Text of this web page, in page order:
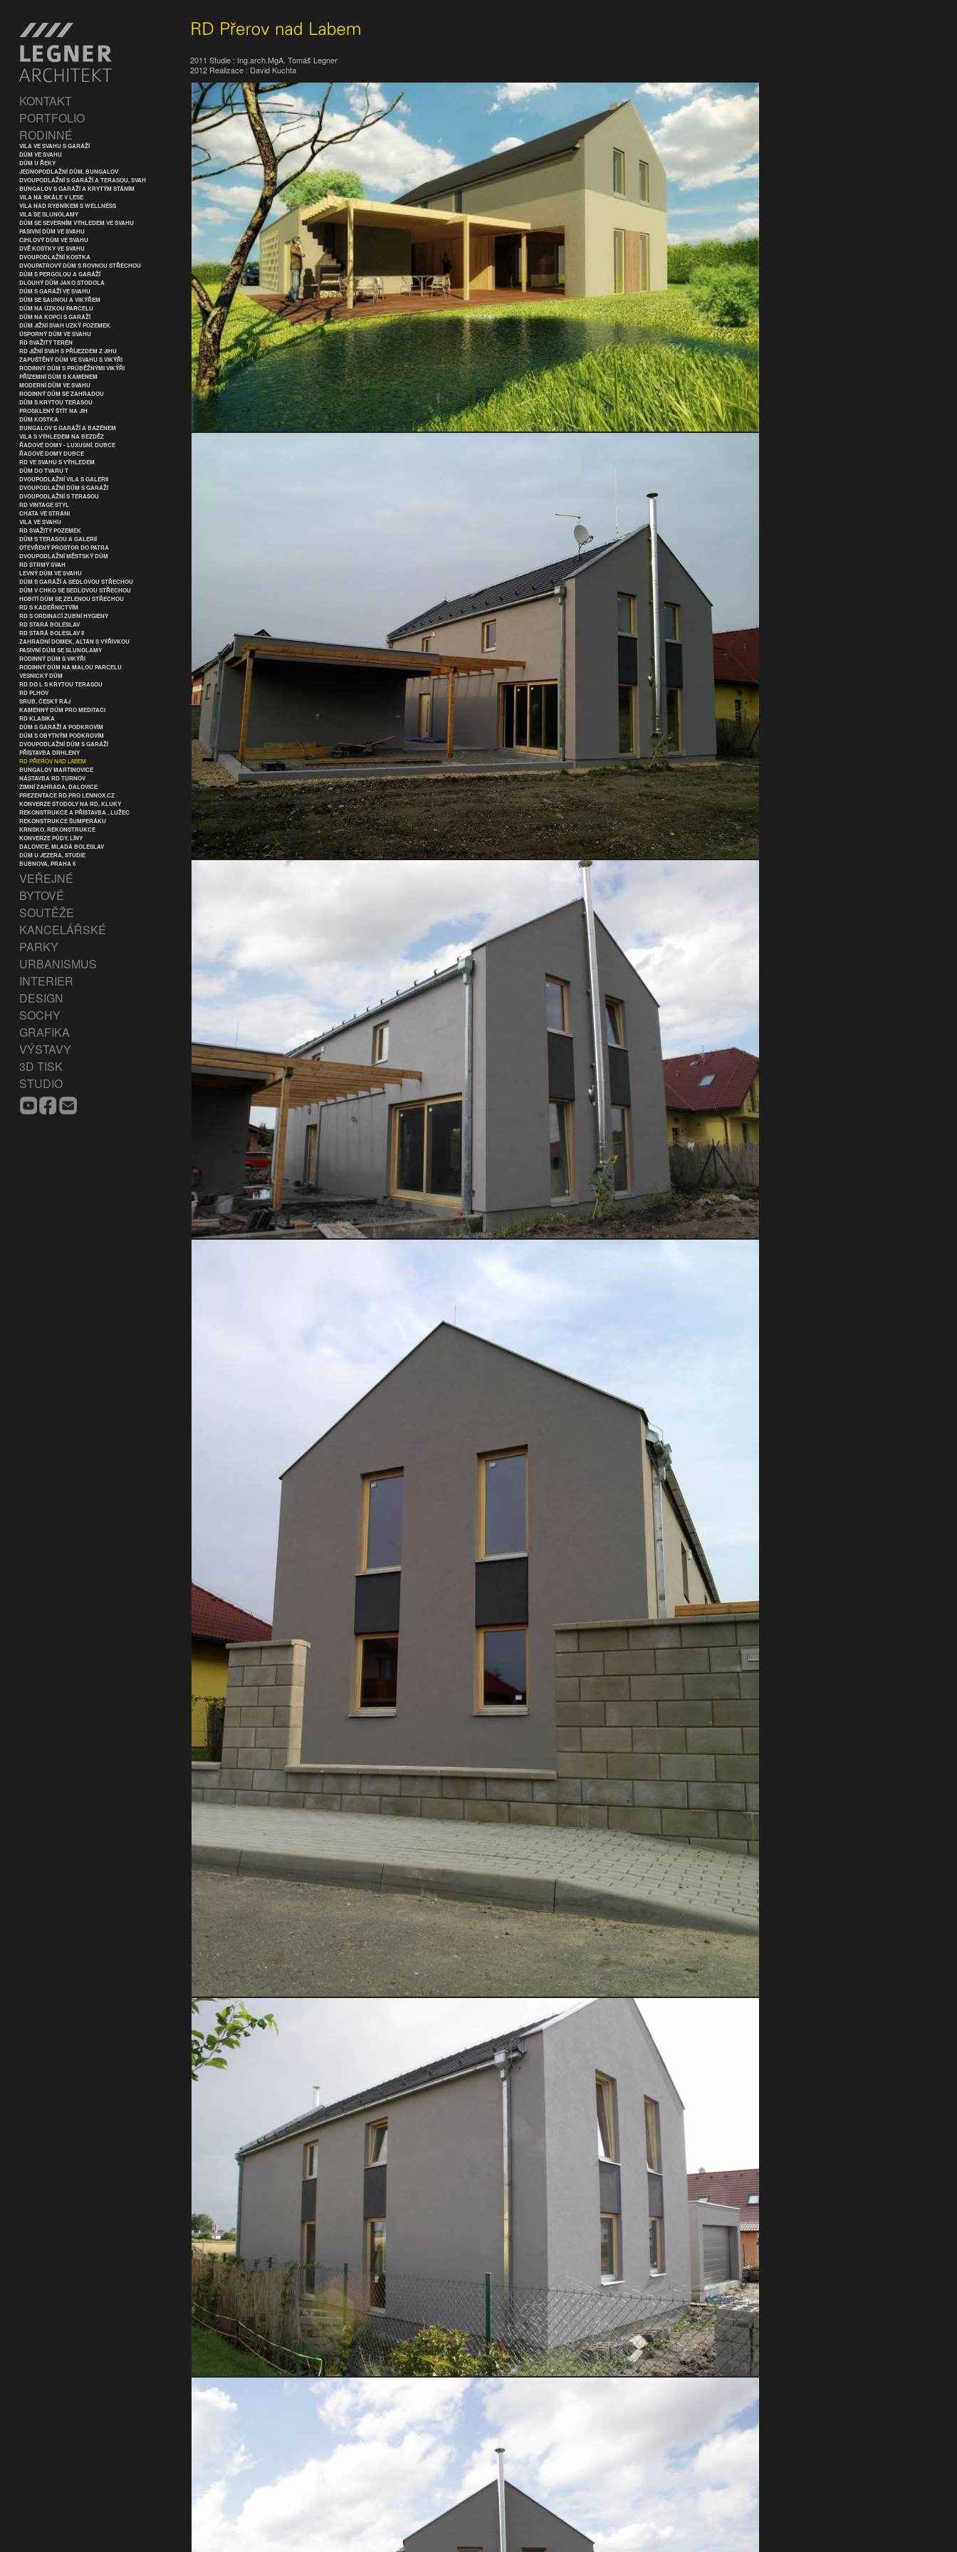
KONTAKT
PORTFOLIO
RODINNÉ
VILA VE SVAHU S GARÁŽÍ
DŮM VE SVAHU
DŮM U ŘEKY
JEDNOPODLAŽNÍ DŮM, BUNGALOV
DVOUPODLAŽNÍ S GARÁŽÍ A TERASOU, SVAH
BUNGALOV S GARÁŽÍ A KRYTÝM STÁNÍM
VILA NA SKÁLE V LESE
VILA NAD RYBNÍKEM S WELLNESS
VILA SE SLUNOLAMY
DŮM SE SEVERNÍM VÝHLEDEM VE SVAHU
PASIVNÍ DŮM VE SVAHU
CIHLOVÝ DŮM VE SVAHU
DVĚ KOSTKY VE SVAHU
DVOUPODLAŽNÍ KOSTKA
DVOUPATROVÝ DŮM S ROVNOU STŘECHOU
DŮM S PERGOLOU A GARÁŽÍ
DLOUHÝ DŮM JAKO STODOLA
DŮM S GARÁŽÍ VE SVAHU
DŮM SE SAUNOU A VIKÝŘEM
DŮM NA ÚZKOU PARCELU
DŮM NA KOPCI S GARÁŽÍ
DŮM JIŽNÍ SVAH UZKÝ POZEMEK
ÚSPORNÝ DŮM VE SVAHU
RD SVAŽITÝ TERÉN
RD JIŽNÍ SVAH S PŘÍJEZDEM Z JIHU
ZAPUŠTĚNÝ DŮM VE SVAHU S VIKÝŘI
RODINNÝ DŮM S PRŮBĚŽNÝMI VIKÝŘI
PŘÍZEMNÍ DŮM S KAMENEM
MODERNÍ DŮM VE SVAHU
RODINNÝ DŮM SE ZAHRADOU
DŮM S KRYTOU TERASOU
PROSKLENÝ ŠTÍT NA JIH
DŮM KOSTKA
BUNGALOV S GARÁŽÍ A BAZÉNEM
VILA S VÝHLEDEM NA BEZDĚZ
ŘADOVÉ DOMY - LUXUSNÍ, DUBCE
ŘADOVÉ DOMY DUBCE
RD VE SVAHU S VÝHLEDEM
DŮM DO TVARU T
DVOUPODLAŽNÍ VILA S GALERII
DVOUPODLAŽNÍ DŮM S GARÁŽÍ
DVOUPODLAŽNÍ S TERASOU
RD VINTAGE STYL
CHATA VE STRÁNI
VILA VE SVAHU
RD SVAŽITÝ POZEMEK
DŮM S TERASOU A GALERIÍ
OTEVŘENÝ PROSTOR DO PATRA
DVOUPODLAŽNÍ MĚSTSKÝ DŮM
RD STRMÝ SVAH
LEVNÝ DŮM VE SVAHU
DŮM S GARÁŽÍ A SEDLOVOU STŘECHOU
DŮM V CHKO SE SEDLOVOU STŘECHOU
HOBITÍ DŮM SE ZELENOU STŘECHOU
RD S KADEŘNICTVÍM
RD S ORDINACÍ ZUBNÍ HYGIENY
RD STARÁ BOLESLAV
RD STARÁ BOLESLAV II
ZAHRADNÍ DOMEK, ALTÁN S VÝŘIVKOU
PASIVNÍ DŮM SE SLUNOLAMY
RODINNÝ DŮM S VIKÝŘI
RODINNÝ DŮM NA MALOU PARCELU
VESNICKÝ DŮM
RD DO L S KRYTOU TERASOU
RD PLHOV
SRUB, ČESKÝ RÁJ
KAMENNÝ DŮM PRO MEDITACI
RD KLASIKA
DŮM S GARÁŽÍ A PODKROVÍM
DŮM S OBYTNÝM PODKROVÍM
DVOUPODLAŽNÍ DŮM S GARÁŽÍ
PŘÍSTAVBA DRHLENY
RD PŘEROV NAD LABEM
BUNGALOV MARTINOVICE
NÁSTAVBA RD TURNOV
ZIMNÍ ZAHRADA, DALOVICE
PREZENTACE RD PRO LENNOX.CZ
KONVERZE STODOLY NA RD, KLUKY
REKONSTRUKCE A PŘÍSTAVBA , LUŽEC
REKONSTRUKCE ŠUMPERÁKU
KRNSKO, REKONSTRUKCE
KONVERZE PŮDY, LÍNY
DALOVICE, MLADÁ BOLESLAV
DŮM U JEZERA, STUDIE
BUBNOVA, PRAHA 6
VEŘEJNÉ
BYTOVÉ
SOUTĚŽE
KANCELÁŘSKÉ
PARKY
URBANISMUS
INTERIER
DESIGN
SOCHY
GRAFIKA
VÝSTAVY
3D TISK
STUDIO
2011 Studie : Ing.arch.MgA. Tomáš Legner
2012 Realizace : David Kuchta